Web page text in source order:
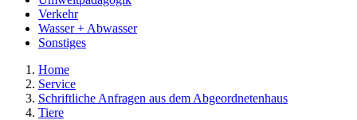
Verkehr
Wasser + Abwasser
Sonstiges
Home
Service
Schriftliche Anfragen aus dem Abgeordnetenhaus
Tiere